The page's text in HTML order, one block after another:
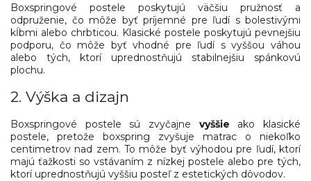
Boxspringové postele poskytujú väčšiu pružnosť a
odpruženie, čo môže byť príjemné pre ľudí s bolestivými
kĺbmi alebo chrbticou. Klasické postele poskytujú pevnejšiu
podporu, čo môže byť vhodné pre ľudí s vyššou váhou
alebo tých, ktorí uprednostňujú stabilnejšiu spánkovú
plochu.
2. Výška a dizajn
Boxspringové postele sú zvyčajne vyššie ako klasické
postele, pretože boxspring zvyšuje matrac o niekoľko
centimetrov nad zem. To môže byť výhodou pre ľudí, ktorí
majú ťažkosti so vstávaním z nízkej postele alebo pre tých,
ktorí uprednostňujú vyššiu posteľ z estetických dôvodov.